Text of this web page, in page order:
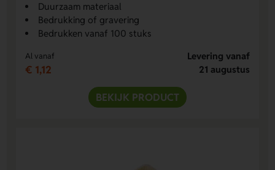
Duurzaam materiaal
Bedrukking of gravering
Bedrukken vanaf 100 stuks
Al vanaf
€ 1,12
Levering vanaf
21 augustus
BEKIJK PRODUCT